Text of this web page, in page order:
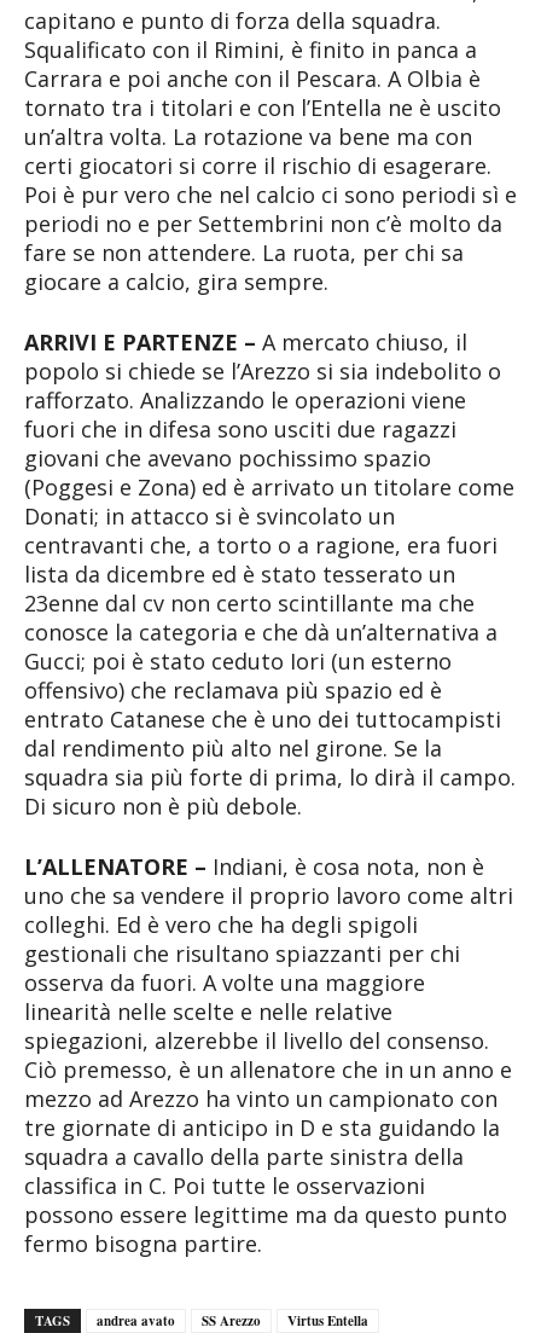
capitano e punto di forza della squadra.
Squalificato con il Rimini, è finito in panca a
Carrara e poi anche con il Pescara. A Olbia è
tornato tra i titolari e con l’Entella ne è uscito
un’altra volta. La rotazione va bene ma con
certi giocatori si corre il rischio di esagerare.
Poi è pur vero che nel calcio ci sono periodi sì e
periodi no e per Settembrini non c’è molto da
fare se non attendere. La ruota, per chi sa
giocare a calcio, gira sempre.
ARRIVI E PARTENZE – A mercato chiuso, il
popolo si chiede se l’Arezzo si sia indebolito o
rafforzato. Analizzando le operazioni viene
fuori che in difesa sono usciti due ragazzi
giovani che avevano pochissimo spazio
(Poggesi e Zona) ed è arrivato un titolare come
Donati; in attacco si è svincolato un
centravanti che, a torto o a ragione, era fuori
lista da dicembre ed è stato tesserato un
23enne dal cv non certo scintillante ma che
conosce la categoria e che dà un’alternativa a
Gucci; poi è stato ceduto Iori (un esterno
offensivo) che reclamava più spazio ed è
entrato Catanese che è uno dei tuttocampisti
dal rendimento più alto nel girone. Se la
squadra sia più forte di prima, lo dirà il campo.
Di sicuro non è più debole.
L’ALLENATORE – Indiani, è cosa nota, non è
uno che sa vendere il proprio lavoro come altri
colleghi. Ed è vero che ha degli spigoli
gestionali che risultano spiazzanti per chi
osserva da fuori. A volte una maggiore
linearità nelle scelte e nelle relative
spiegazioni, alzerebbe il livello del consenso.
Ciò premesso, è un allenatore che in un anno e
mezzo ad Arezzo ha vinto un campionato con
tre giornate di anticipo in D e sta guidando la
squadra a cavallo della parte sinistra della
classifica in C. Poi tutte le osservazioni
possono essere legittime ma da questo punto
fermo bisogna partire.
TAGS andrea avato SS Arezzo Virtus Entella